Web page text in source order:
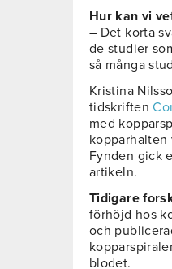
Hur kan vi
– Det korta
de studier
så många
Kristina
tidskriften
med
kopparhalten
Fynden gick
artikeln.
Tidigare
förhöjd hos
och
blodet.